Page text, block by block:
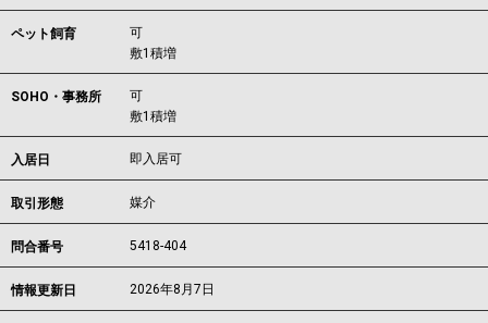
ペット飼育
可
敷1積増
SOHO・事務所
可
敷1積増
入居日 即入居可
取引形態 媒介
問合番号 5418-404
情報更新日 2026年8月7日